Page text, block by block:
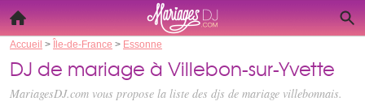
Accueil > Île-de-France > Essonne
DJ de mariage à Villebon-sur-Yvette
MariagesDJ.com vous propose la liste des djs de mariage villebonnais.